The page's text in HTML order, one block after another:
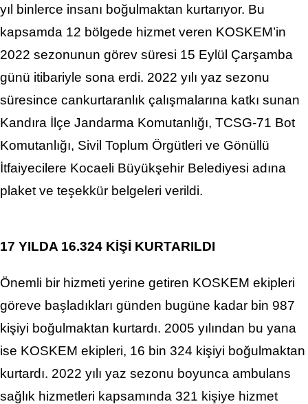
yıl binlerce insanı boğulmaktan kurtarıyor. Bu
kapsamda 12 bölgede hizmet veren KOSKEM’in
2022 sezonunun görev süresi 15 Eylül Çarşamba
günü itibariyle sona erdi. 2022 yılı yaz sezonu
süresince cankurtaranlık çalışmalarına katkı sunan
Kandıra İlçe Jandarma Komutanlığı, TCSG-71 Bot
Komutanlığı, Sivil Toplum Örgütleri ve Gönüllü
İtfaiyecilere Kocaeli Büyükşehir Belediyesi adına
plaket ve teşekkür belgeleri verildi.
17 YILDA 16.324 KİŞİ KURTARILDI
Önemli bir hizmeti yerine getiren KOSKEM ekipleri
göreve başladıkları günden bugüne kadar bin 987
kişiyi boğulmaktan kurtardı. 2005 yılından bu yana
ise KOSKEM ekipleri, 16 bin 324 kişiyi boğulmaktan
kurtardı. 2022 yılı yaz sezonu boyunca ambulans
sağlık hizmetleri kapsamında 321 kişiye hizmet